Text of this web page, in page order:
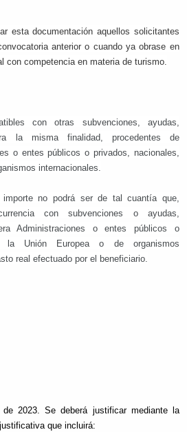
esta documentación aquellos solicitantes
anterior o cuando ya obrase en
con competencia en materia de turismo.
con otras subvenciones, ayudas,
la misma finalidad, procedentes de
o entes públicos o privados, nacionales,
internacionales.
no podrá ser de tal cuantía que,
con subvenciones o ayudas,
Administraciones o entes públicos o
la Unión Europea o de organismos
real efectuado por el beneficiario.
2023. Se deberá justificar mediante la
que incluirá: